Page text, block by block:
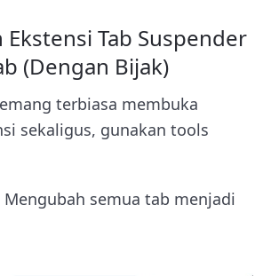
Ekstensi Tab Suspender
(Dengan Bijak)
terbiasa membuka
sekaligus, gunakan tools
semua tab menjadi